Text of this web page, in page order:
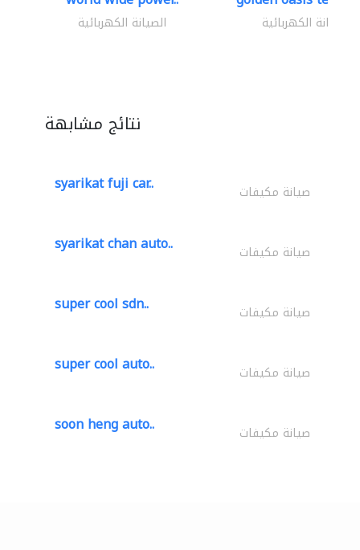
الصيانة الكهربائية الصيانة الكهربائية
نتائج مشابهة
syarikat fuji car.. صيانة مكيفات
syarikat chan auto.. صيانة مكيفات
super cool sdn.. صيانة مكيفات
super cool auto.. صيانة مكيفات
soon heng auto.. صيانة مكيفات